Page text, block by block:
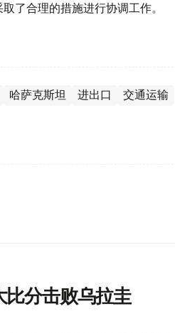
了合理的措施进行协调工作。
哈萨克斯坦 进出口 交通运输
分击败乌拉圭